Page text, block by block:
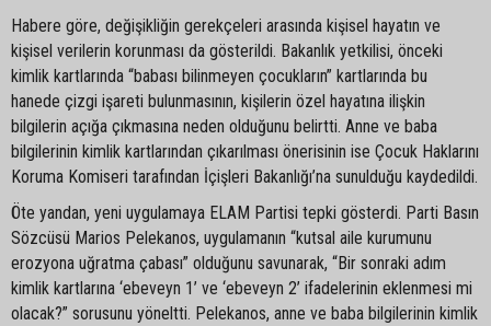
Habere göre, değişikliğin gerekçeleri arasında kişisel hayatın ve
kişisel verilerin korunması da gösterildi. Bakanlık yetkilisi, önceki
kimlik kartlarında “babası bilinmeyen çocukların” kartlarında bu
hanede çizgi işareti bulunmasının, kişilerin özel hayatına ilişkin
bilgilerin açığa çıkmasına neden olduğunu belirtti. Anne ve baba
bilgilerinin kimlik kartlarından çıkarılması önerisinin ise Çocuk Haklarını
Koruma Komiseri tarafından İçişleri Bakanlığı’na sunulduğu kaydedildi.
Öte yandan, yeni uygulamaya ELAM Partisi tepki gösterdi. Parti Basın
Sözcüsü Marios Pelekanos, uygulamanın “kutsal aile kurumunu
erozyona uğratma çabası” olduğunu savunarak, “Bir sonraki adım
kimlik kartlarına ‘ebeveyn 1’ ve ‘ebeveyn 2’ ifadelerinin eklenmesi mi
olacak?” sorusunu yöneltti. Pelekanos, anne ve baba bilgilerinin kimlik